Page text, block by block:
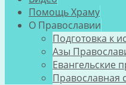
Помощь Храму
О Православии
Подготовка к
Азы
Евангельские
Православная